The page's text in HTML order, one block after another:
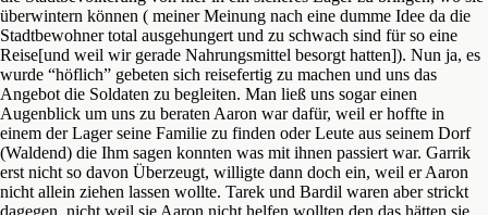
überwintern können ( meiner Meinung nach eine dumme Idee da die
Stadtbewohner total ausgehungert und zu schwach sind für so eine
Reise[und weil wir gerade Nahrungsmittel besorgt hatten]). Nun ja, es
wurde “höflich” gebeten sich reisefertig zu machen und uns das
Angebot die Soldaten zu begleiten. Man ließ uns sogar einen
Augenblick um uns zu beraten Aaron war dafür, weil er hoffte in
einem der Lager seine Familie zu finden oder Leute aus seinem Dorf
(Waldend) die Ihm sagen konnten was mit ihnen passiert war. Garrik
erst nicht so davon Überzeugt, willigte dann doch ein, weil er Aaron
nicht allein ziehen lassen wollte. Tarek und Bardil waren aber strickt
dagegen, nicht weil sie Aaron nicht helfen wollten den das hätten sie